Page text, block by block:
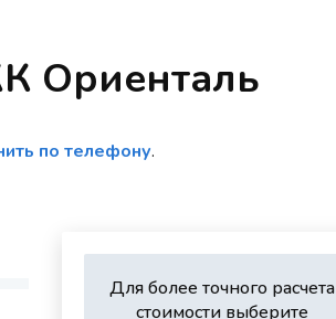
Ориенталь
по телефону.
Для более точного расчета
стоимости выберите